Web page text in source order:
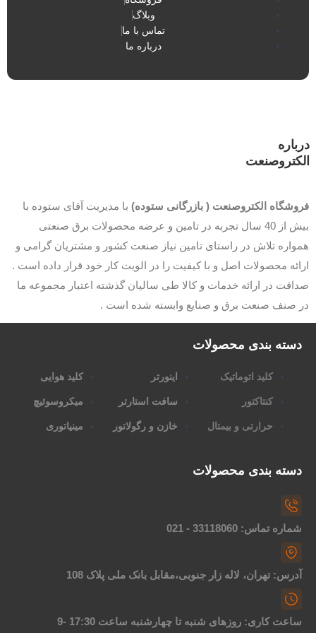
وبلاگ
تماس با ما
درباره ما
درباره
الکتروصنعت
فروشگاه الکتروصنعت ( بازرگانی ستوده) با مدیریت آقای ستوده با
بیش از 40 سال تجربه در تامین و عرضه محصولات برق صنعتی
همواره تلاش در راستای تامین نیاز صنعت کشور و مشتریان گرامی و
ارائه محصولات اصل و با کیفیت را در الویت کار خود قرار داده است .
صداقت در ارائه خدمات و کالا طی سالیان گذشته اعتبار مجموعه ما
در صنف صنعت برق و صنایع وابسته شده است .
دسته بندی محصولات
کلید اتوماتیک
کنتاکتور
حرارتی و بیمتال
اینورتر
سافت استارتر
خازن و رگولاتور
کلید هوایی
میکروسوئیچ
مینیاتوری
دسته بندی محصولات
شماره تماس: 33118060 - 021
آدرس: تهران، لاله زار جنوبی،مقابل بانک ملی پلاک 108
ساعت کاری: روزهای شنبه تا چهارشنبه ساعت 17:30 -9